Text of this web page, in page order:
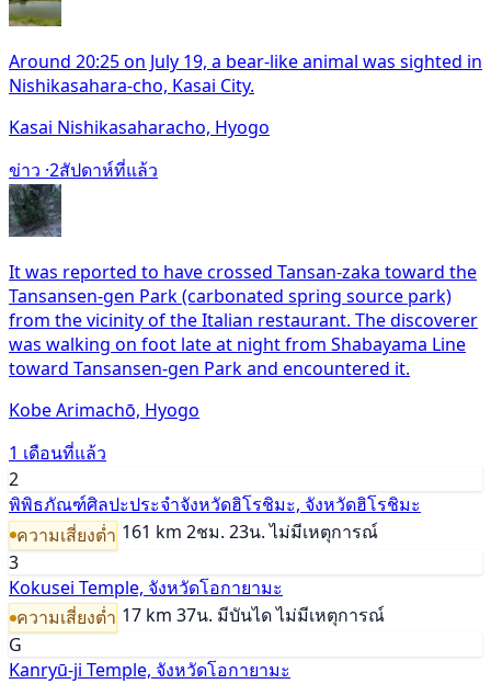
Around 20:25 on July 19, a bear-like animal was sighted in
Nishikasahara-cho, Kasai City.
Kasai Nishikasaharacho, Hyogo
ข่าว ·2สัปดาห์ที่แล้ว
It was reported to have crossed Tansan-zaka toward the
Tansansen-gen Park (carbonated spring source park)
from the vicinity of the Italian restaurant. The discoverer
was walking on foot late at night from Shabayama Line
toward Tansansen-gen Park and encountered it.
Kobe Arimachō, Hyogo
1 เดือนที่แล้ว
2
พิพิธภัณฑ์ศิลปะประจำจังหวัดฮิโรชิมะ, จังหวัดฮิโรชิมะ
ความเสี่ยงต่ำ 161 km 2ชม. 23น. ไม่มีเหตุการณ์
3
Kokusei Temple, จังหวัดโอกายามะ
ความเสี่ยงต่ำ 17 km 37น. มีบันไดไม่มีเหตุการณ์
G
Kanryū-ji Temple, จังหวัดโอกายามะ